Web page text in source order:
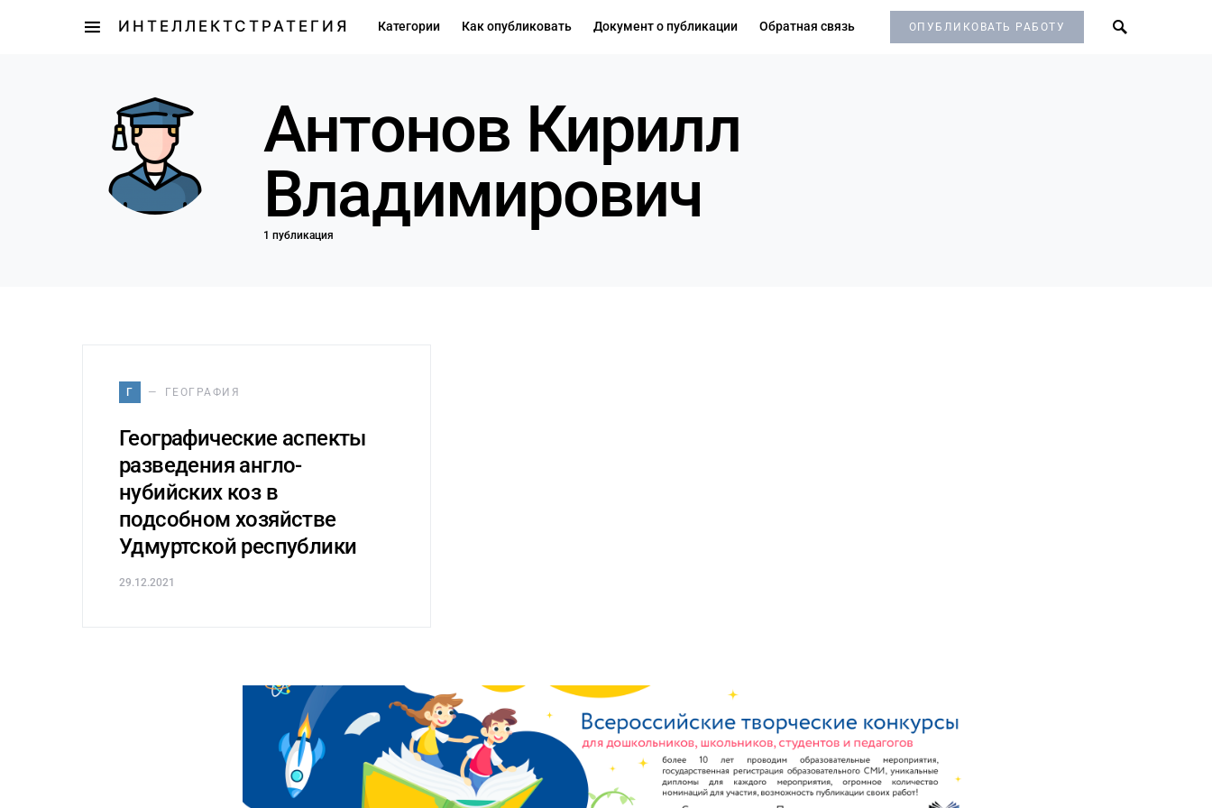
ИНТЕЛЛЕКТСТРАТЕГИЯ Категории Как опубликовать Документ о публикации Обратная связь ОПУБЛИКОВАТЬ РАБОТУ
Антонов Кирилл
Владимирович
1 публикация
Г ГЕОГРАФИЯ
Географические аспекты
разведения англо-
нубийских коз в
подсобном хозяйстве
Удмуртской республики
29.12.2021